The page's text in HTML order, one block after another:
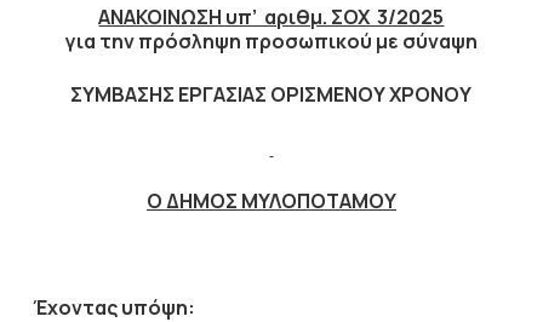
ΑΝΑΚΟΙΝΩΣΗ υπ’ αριθμ. ΣΟΧ 3/2025
για την πρόσληψη προσωπικού με σύναψη
ΣΥΜΒΑΣΗΣ ΕΡΓΑΣΙΑΣ ΟΡΙΣΜΕΝΟΥ ΧΡΟΝΟΥ
Ο ΔΗΜΟΣ ΜΥΛΟΠΟΤΑΜΟΥ
Έχοντας υπόψη: